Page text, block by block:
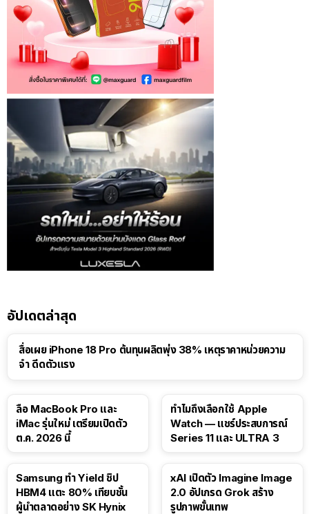
อัปเดตล่าสุด
สื่อเผย iPhone 18 Pro ต้นทุนผลิตพุ่ง 38% เหตุราคาหน่วยความ
จำ ดีดตัวแรง
ลือ MacBook Pro และ
iMac รุ่นใหม่ เตรียมเปิดตัว
ต.ค. 2026 นี้
ทำไมถึงเลือกใช้ Apple
Watch — แชร์ประสบการณ์
Series 11 และ ULTRA 3
Samsung ทำ Yield ชิป
HBM4 แตะ 80% เทียบชั้น
ผู้นำตลาดอย่าง SK Hynix
xAI เปิดตัว Imagine Image
2.0 อัปเกรด Grok สร้าง
รูปภาพขั้นเทพ